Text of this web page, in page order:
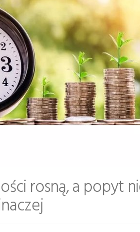
rosną, a popyt